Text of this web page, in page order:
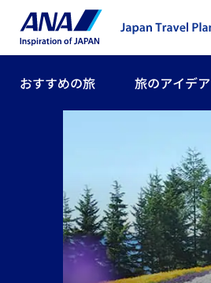
おすすめの旅 旅のアイデア